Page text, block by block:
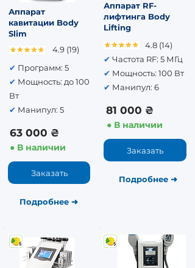
Аппарат
кавитации Body
Slim
4.9 (19)
✔ Программ: 5
✔ Мощность: до 100
Вт
✔ Манипул: 5
63 000 ₴
● В наличии
Заказать
Подробнее​ ➜
Аппарат RF-
лифтинга Body
Lifting
4.8 (14)
✔ Частота RF: 5 МГц
✔ Мощность: 100 Вт
✔ Манипул: 6
81 000 ₴
● В наличии
Заказать
Подробнее ➜